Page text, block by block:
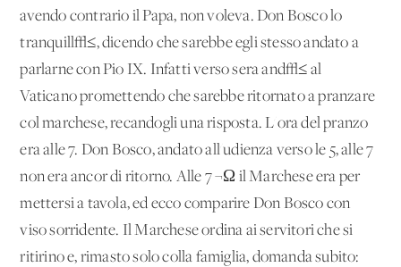
avendo contrario il Papa, non voleva. Don Bosco lo
tranquill√≤, dicendo che sarebbe egli stesso andato a
parlarne con Pio IX. Infatti verso sera and√≤ al
Vaticano promettendo che sarebbe ritornato a pranzare
col marchese, recandogli una risposta. L'ora del pranzo
era alle 7. Don Bosco, andato all'udienza verso le 5, alle 7
non era ancor di ritorno. Alle 7 ¬Ω il Marchese era per
mettersi a tavola, ed ecco comparire Don Bosco con
viso sorridente. Il Marchese ordina ai servitori che si
ritirino e, rimasto solo colla famiglia, domanda subito: